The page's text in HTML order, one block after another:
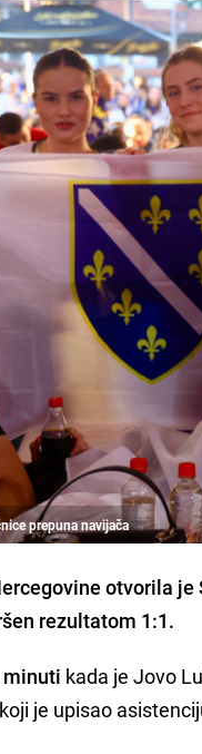
prepuna navijača
otvorila
rezultatom 1:1.
minuti kada je Jovo
je upisao